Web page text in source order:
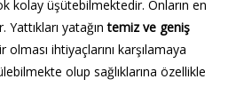
kolay üşütebilmektedir. Onların en
Yattıkları yatağıntemiz ve geniş
ihtiyaçlarını karşılamaya
olup sağlıklarına özellikle